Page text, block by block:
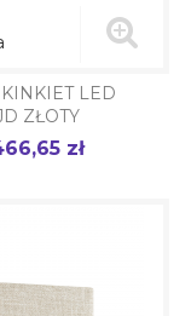
LED
ZŁOTY
zł